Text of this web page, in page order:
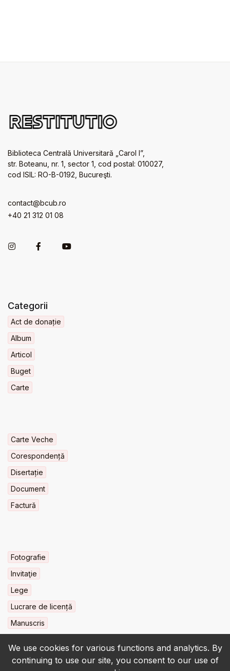
We use cookies for various functions and analytics. By
continuing to use our site, you consent to our use of
Biblioteca Centrală Universitară „Carol I”,
str. Boteanu, nr. 1, sector 1, cod postal: 010027,
cod ISIL: RO-B-0192, Bucureşti.
contact@bcub.ro
+40 21 312 01 08
Categorii
Act de donație
Album
Articol
Buget
Carte
Carte Veche
Corespondență
Disertație
Document
Factură
Fotografie
Invitaţie
Lege
Lucrare de licență
Manuscris